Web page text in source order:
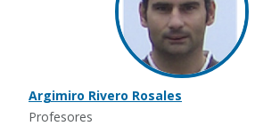
Argimiro Rivero Rosales
Profesores